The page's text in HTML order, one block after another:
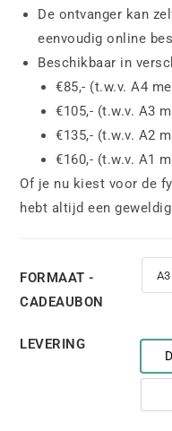
De ontvanger kan
eenvoudig online
Beschikbaar in
€85,- (t.w.v. A4
€105,- (t.w.v. A3
€135,- (t.w.v. A2
€160,- (t.w.v. A1
Of je nu kiest voor de
hebt altijd een
FORMAAT -
CADEAUBON
LEVERING